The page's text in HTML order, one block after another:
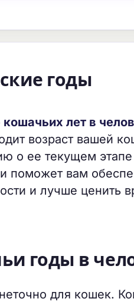
годы
кошачьих лет в
возраст вашей
о ее текущем
поможет вам
и лучше ценить
годы в
для кошек.